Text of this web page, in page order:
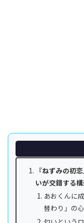
『ねずみの初
いが交錯する
あおくんに
替わり」の